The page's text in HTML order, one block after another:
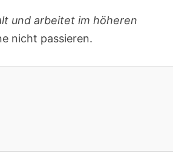
und arbeitet im höheren
nicht passieren.